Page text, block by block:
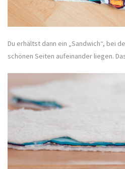
Du erhältst dann ein „Sandwich“, bei
schönen Seiten aufeinander liegen.